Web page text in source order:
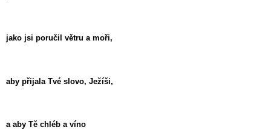
jako jsi poručil větru a moři,
aby přijala Tvé slovo, Ježíši,
a aby Tě chléb a víno